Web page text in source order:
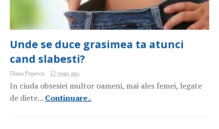
Unde se duce grasimea ta atunci
cand slabesti?
Diana Popescu 12 years ago
In ciuda obsesiei multor oameni, mai ales femei, legate
de diete... Continuare..